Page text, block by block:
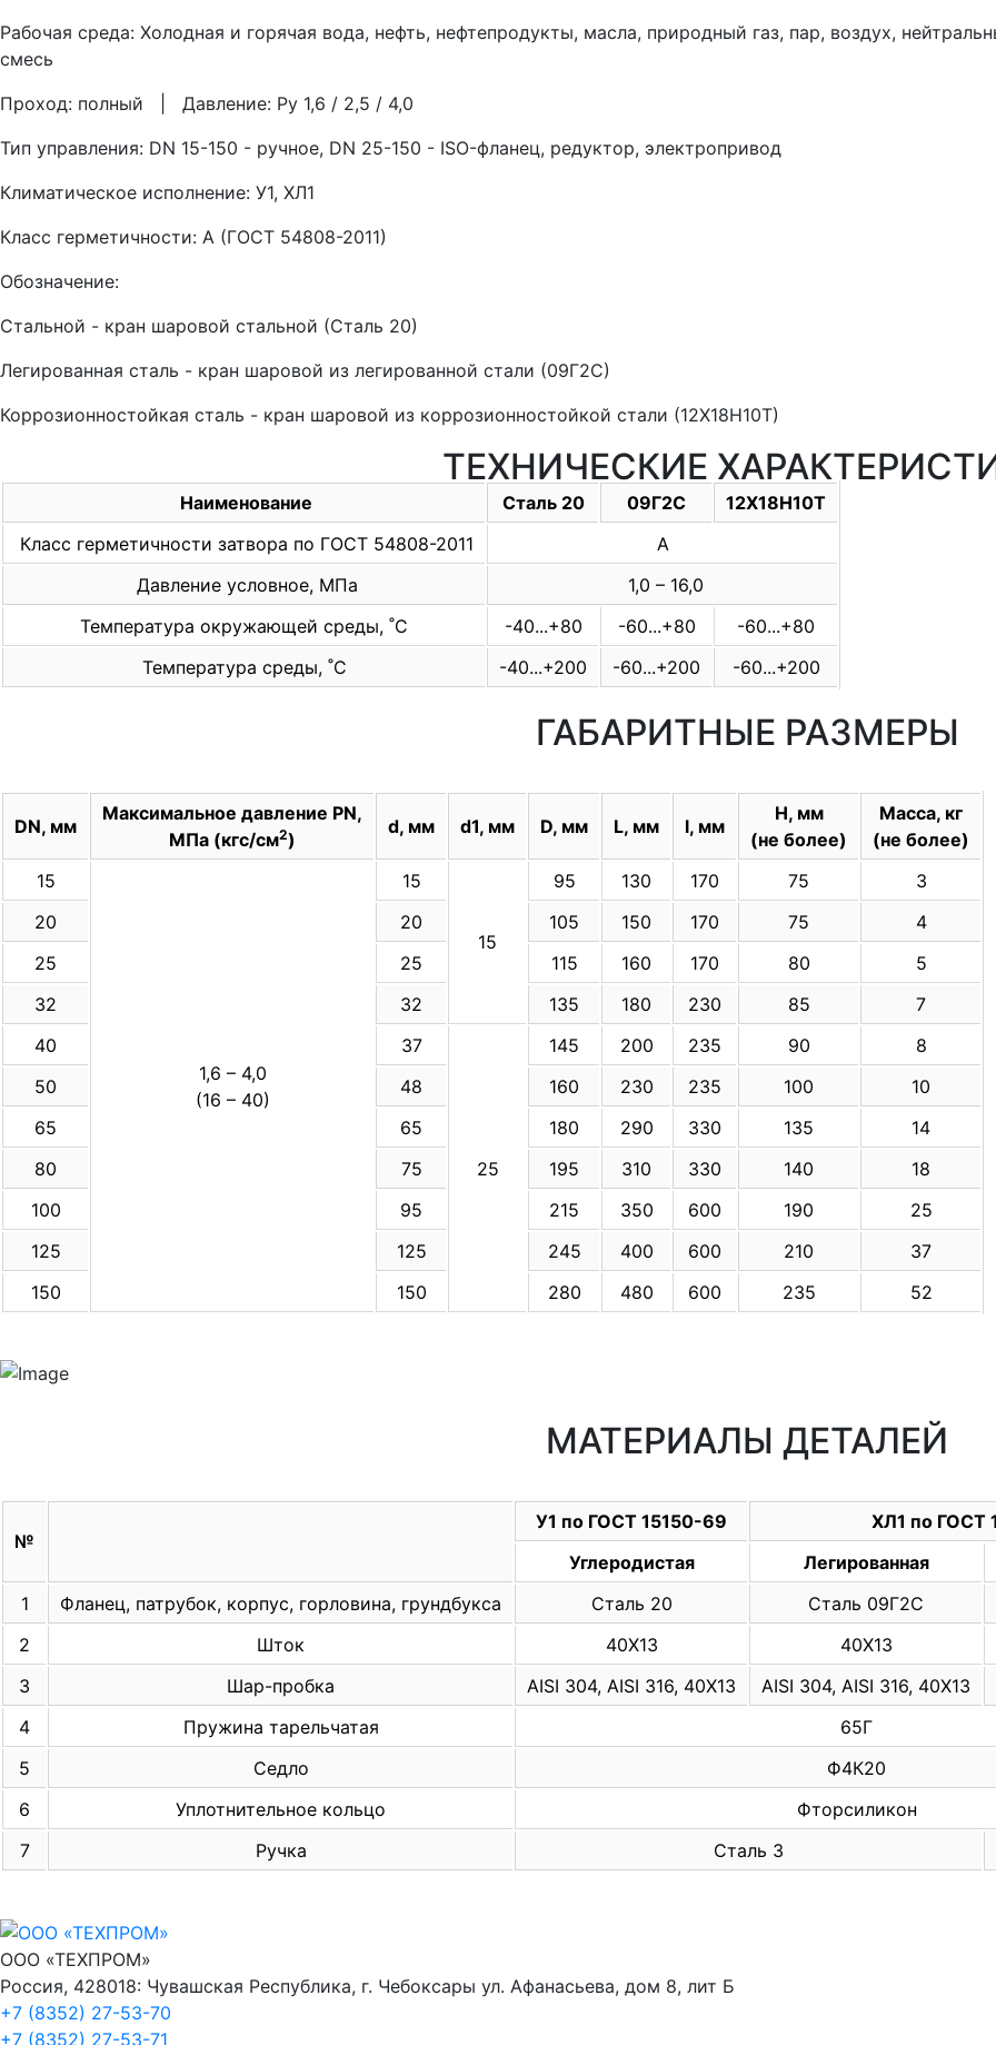
Рабочая среда: Холодная и горячая вода, нефть, нефтепродукты, масла, природный газ, пар, воздух,
смесь
Проход: полный | Давление: Ру 1,6 / 2,5 / 4,0
Тип управления: DN 15-150 - ручное, DN 25-150 - ISO-фланец, редуктор, электропривод
Климатическое исполнение: У1, ХЛ1
Класс герметичности: А (ГОСТ 54808-2011)
Обозначение:
Стальной - кран шаровой стальной (Сталь 20)
Легированная сталь - кран шаровой из легированной стали (09Г2С)
Коррозионностойкая сталь - кран шаровой из коррозионностойкой стали (12Х18Н10Т)
ТЕХНИЧЕСКИЕ
Наименование Сталь 20 09Г2С
12Х18Н10Т
Класс герметичности затвора по ГОСТ 54808-2011
А
Давление условное, МПа
1,0 – 16,0
Температура окружающей среды, ˚С
-40...+80 -60...+80
-60...+80
Температура среды, ˚С
-40...+200 -60...+200 -60...+200
ГАБАРИТНЫЕ РАЗМЕРЫ
DN, мм
Максимальное давление PN,
МПа (кгс/см2)
d, мм d1, мм D, мм L, мм l, мм
H, мм
(не более)
Масса, кг
(не более)
15
1,6 – 4,0
(16 – 40)
15
15
95 130 170 75
3
20
20 105 150 170 75
4
25
25 115 160 170 80
5
32
32 135 180 230 85
7
40
37
25
145 200 235 90
8
50
48 160 230 235 100
10
65
65 180 290 330 135
14
80
75 195 310 330 140
18
100
95 215 350 600 190
25
125
125 245 400 600 210
37
150
150 280 480 600 235 52
МАТЕРИАЛЫ ДЕТАЛЕЙ
№
У1 по ГОСТ 15150-69
ХЛ1 по ГОСТ
Углеродистая
Легированная
1
Фланец, патрубок, корпус, горловина, грундбукса Сталь 20
Сталь 09Г2С
2
Шток 40Х13
40Х13
3
Шар-пробка AISI 304, AISI 316, 40Х13
AISI 304, AISI 316, 40Х13
4
Пружина тарельчатая
65Г
5
Седло
Ф4К20
6
Уплотнительное кольцо
Фторсиликон
7
Ручка Сталь 3
ООО «ТЕХПРОМ»
Россия, 428018: Чувашская Республика, г. Чебоксары ул. Афанасьева, дом 8, лит Б
+7 (8352) 27-53-70
+7 (8352) 27-53-71